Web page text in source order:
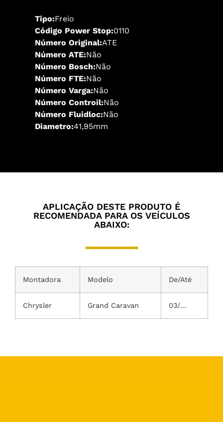
Tipo:Freio
Código Power Stop:0110
Número Original:ATE
Número ATE:Não
Número Bosch:Não
Número FTE:Não
Número Varga:Não
Número Controil:Não
Número Fluidloc:Não
Diametro:41,95mm
APLICAÇÃO DESTE PRODUTO É
RECOMENDADA PARA OS VEÍCULOS
ABAIXO:
Montadora Modelo De/Até
Chrysler Grand Caravan 03/...